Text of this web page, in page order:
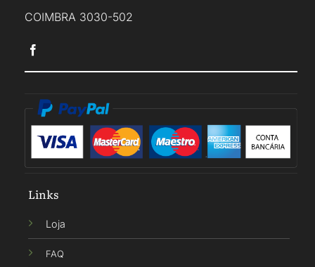
COIMBRA 3030-502
Links
Loja
FAQ